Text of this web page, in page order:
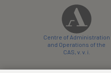
Centre of Administration
and Operations of the
CAS, v. v. i.